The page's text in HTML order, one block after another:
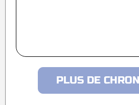
PLUS DE